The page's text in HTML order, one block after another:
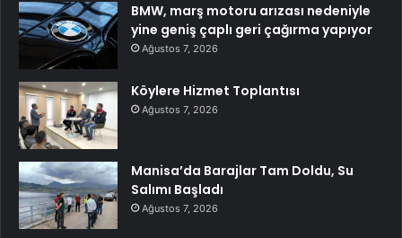
BMW, marş motoru arızası nedeniyle
yine geniş çaplı geri çağırma yapıyor
Ağustos 7, 2026
Köylere Hizmet Toplantısı
Ağustos 7, 2026
Manisa’da Barajlar Tam Doldu, Su
Salımı Başladı
Ağustos 7, 2026